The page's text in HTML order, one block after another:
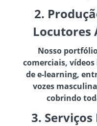
2.
Locutores
Nosso
comerciais,
de e-learning,
vozes
cobrindo
3.